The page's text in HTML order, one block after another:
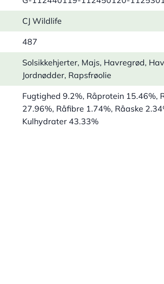
CJ Wildlife
487
Solsikkehjerter, Majs, Havregrød,
Jordnødder, Rapsfrøolie
Fugtighed 9.2%, Råprotein 15.46%,
27.96%, Råfibre 1.74%, Råaske
Kulhydrater 43.33%